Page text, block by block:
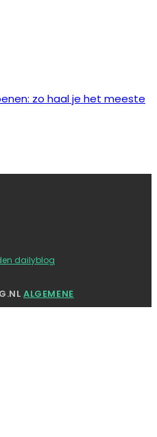
zo haal je het meeste
dailyblog
ALGEMENE